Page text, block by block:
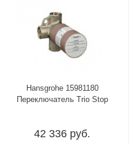
Hansgrohe 15981180
Переключатель Trio Stop
42 336 руб.